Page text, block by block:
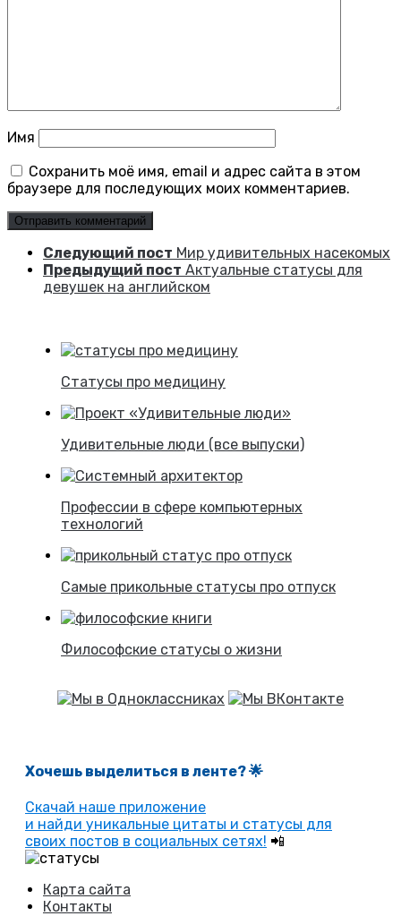
Имя
Сохранить моё имя, email и адрес сайта в этом
браузере для последующих моих комментариев.
Следующий пост Мир удивительных насекомых
Предыдущий пост Актуальные статусы для
девушек на английском
Статусы про медицину
Удивительные люди (все выпуски)
Профессии в сфере компьютерных
технологий
Самые прикольные статусы про отпуск
Философские статусы о жизни
Хочешь выделиться в ленте? 🌟
Скачай наше приложение
и найди уникальные цитаты и статусы для
своих постов в социальных сетях! 📲
Карта сайта
Контакты